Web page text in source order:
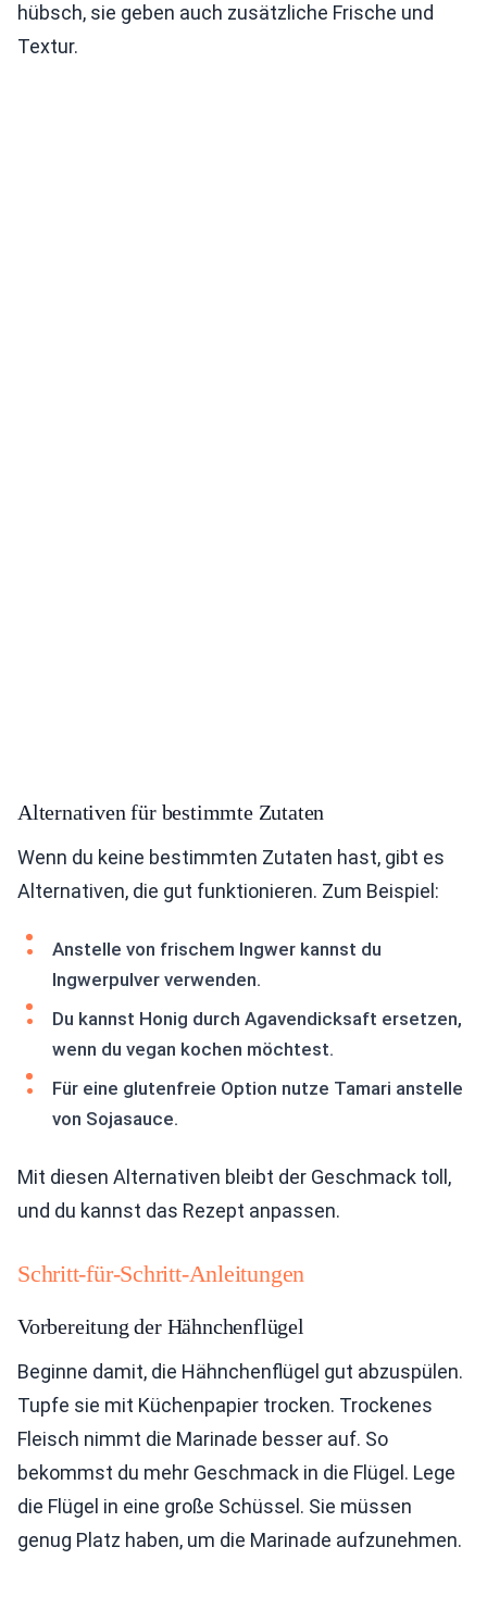
hübsch, sie geben auch zusätzliche Frische und
Textur.
Alternativen für bestimmte Zutaten
Wenn du keine bestimmten Zutaten hast, gibt es
Alternativen, die gut funktionieren. Zum Beispiel:
Anstelle von frischem Ingwer kannst du
Ingwerpulver verwenden.
Du kannst Honig durch Agavendicksaft ersetzen,
wenn du vegan kochen möchtest.
Für eine glutenfreie Option nutze Tamari anstelle
von Sojasauce.
Mit diesen Alternativen bleibt der Geschmack toll,
und du kannst das Rezept anpassen.
Schritt-für-Schritt-Anleitungen
Vorbereitung der Hähnchenflügel
Beginne damit, die Hähnchenflügel gut abzuspülen.
Tupfe sie mit Küchenpapier trocken. Trockenes
Fleisch nimmt die Marinade besser auf. So
bekommst du mehr Geschmack in die Flügel. Lege
die Flügel in eine große Schüssel. Sie müssen
genug Platz haben, um die Marinade aufzunehmen.